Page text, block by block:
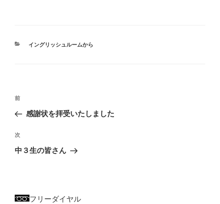
カ
イングリッシュルームから
稿
ナ
ゲ
ー
前
の
稿
前
感謝状を拝受いたしました
次
の
次
中３生の皆さん
フリーダイヤル